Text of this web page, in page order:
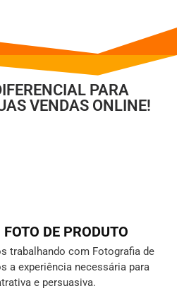
PARA
VENDAS ONLINE!
DE PRODUTO
trabalhando com Fotografia de
a experiência necessária para
e persuasiva.